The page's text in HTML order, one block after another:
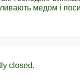
медом і
closed.